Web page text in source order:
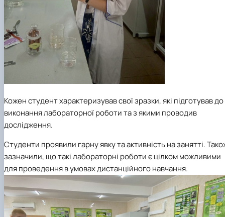
Кожен студент характеризував свої зразки, які підготував до
виконання лабораторної роботи та з якими проводив
дослідження.
Студенти проявили гарну явку та активність на занятті.
зазначили, що такі лабораторні роботи є цілком можливими
для проведення в умовах дистанційного навчання.